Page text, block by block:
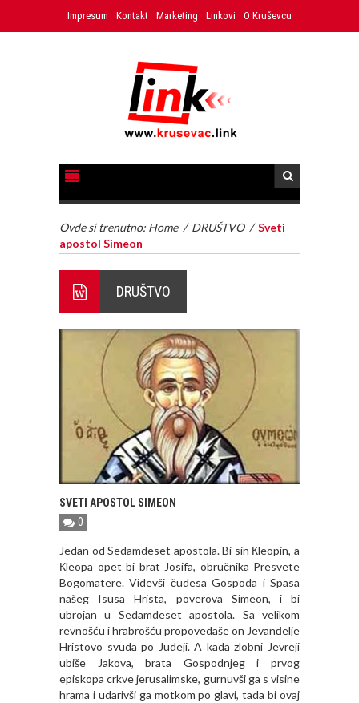
Impresum Kontakt Marketing Linkovi O Kruševcu
Ovde si trenutno: Home / DRUŠTVO /Sveti
apostol Simeon
DRUŠTVO
SVETI APOSTOL SIMEON
0
Jedan od Sedamdeset apostola. Bi sin Кleopin, a
Кleopa opet bi brat Josifa, obručnika Presvete
Bogomatere. Videvši čudesa Gospoda i Spasa
našeg Isusa Hrista, poverova Simeon, i bi
ubrojan u Sedamdeset apostola. Sa velikom
revnošću i hrabrošću propovedaše on Jevanđelje
Hristovo svuda po Judeji. A kada zlobni Jevreji
ubiše Jakova, brata Gospodnjeg i prvog
episkopa crkve jerusalimske, gurnuvši ga s visine
hrama i udarivši ga motkom po glavi, tada bi ovaj